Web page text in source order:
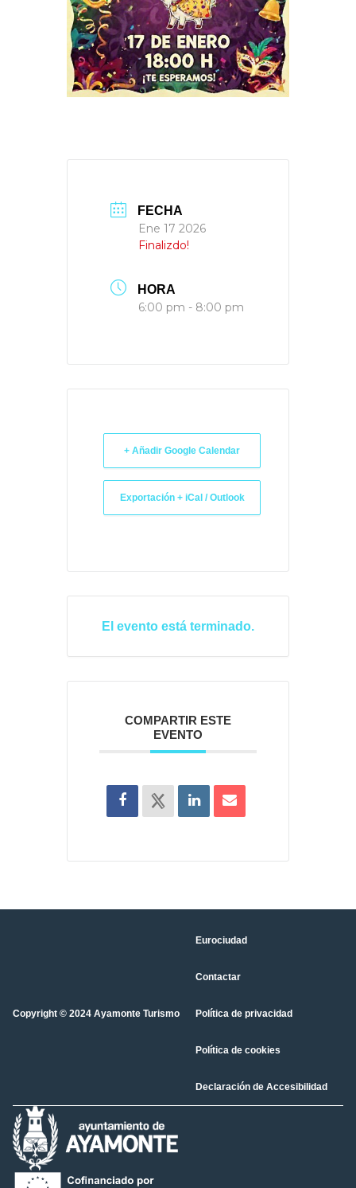
FECHA
Ene 17 2026
Finalizdo!
HORA
6:00 pm - 8:00 pm
+ Añadir Google Calendar
Exportación + iCal / Outlook
El evento está terminado.
COMPARTIR ESTE
EVENTO
Copyright © 2024 Ayamonte Turismo
Eurociudad
Contactar
Política de privacidad
Política de cookies
Declaración de Accesibilidad